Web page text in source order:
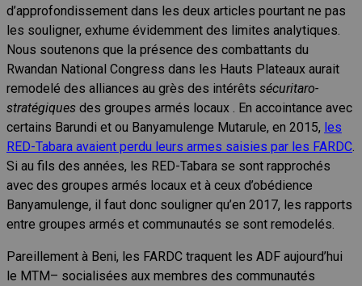
d’approfondissement dans les deux articles pourtant ne pas
les souligner, exhume évidemment des limites analytiques.
Nous soutenons que la présence des combattants du
Rwandan National Congress dans les Hauts Plateaux aurait
remodelé des alliances au grès des intérêts sécuritaro-
stratégiques des groupes armés locaux . En accointance avec
certains Barundi et ou Banyamulenge Mutarule, en 2015, les
RED-Tabara avaient perdu leurs armes saisies par les FARDC
Si au fils des années, les RED-Tabara se sont rapprochés
avec des groupes armés locaux et à ceux d’obédience
Banyamulenge, il faut donc souligner qu’en 2017, les rapports
entre groupes armés et communautés se sont remodelés.
Pareillement à Beni, les FARDC traquent les ADF aujourd’hui
le MTM– socialisées aux membres des communautés